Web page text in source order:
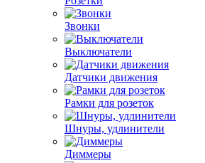
Звонки
Выключатели
Датчики движения
Рамки для розеток
Шнуры, удлинители
Диммеры